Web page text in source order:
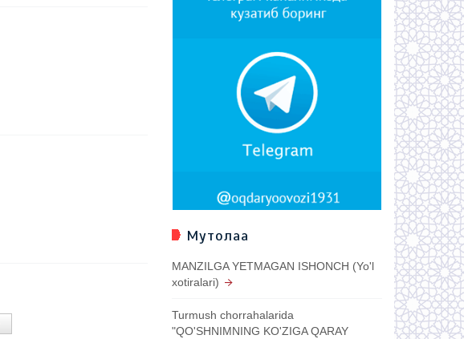
Мутолаа
MANZILGA YETMAGAN ISHONCH (Yo'l
xotiralari)
Turmush chorrahalarida
"QO'SHNIMNING KO'ZIGA QARAY